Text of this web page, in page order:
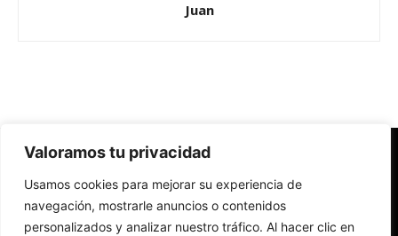
Valoramos tu privacidad
Usamos cookies para mejorar su experiencia de
navegación, mostrarle anuncios o contenidos
personalizados y analizar nuestro tráfico. Al hacer clic en
Juan
Redes Cristianas
Una mirada alternativa sobre la Iglesia católica y la sociedad
- Colectivos de Redes Cristianas